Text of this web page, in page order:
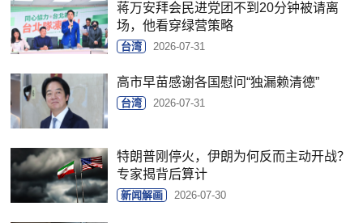
蒋万安拜会民进党团不到20分钟被请离
场，他看穿绿营策略
台湾 2026-07-31
高市早苗感谢各国慰问“独漏赖清德”
台湾 2026-07-31
特朗普刚停火，伊朗为何反而主动开战？
专家揭背后算计
新闻解画 2026-07-30